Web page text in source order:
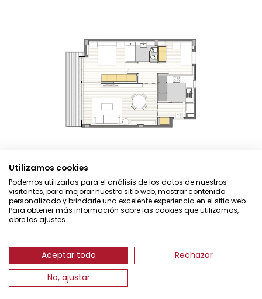
Política de privacidad
Utilizamos cookies
Podemos utilizarlas para el análisis de los datos de nuestros
visitantes, para mejorar nuestro sitio web, mostrar contenido
personalizado y brindarle una excelente experiencia en el sitio web.
Para obtener más información sobre las cookies que utilizamos,
abre los ajustes.
Aceptar todo
Rechazar
No, ajustar